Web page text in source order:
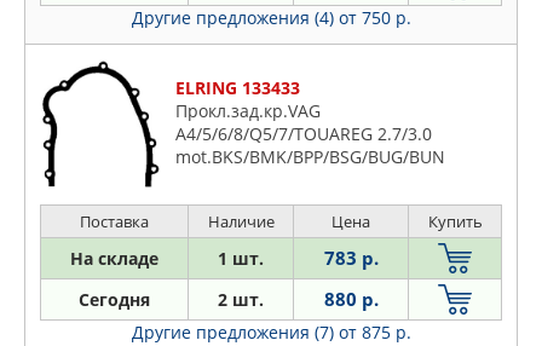
Другие предложения (4) от 750 р.
ELRING 133433
Прокл.зад.кр.VAG
A4/5/6/8/Q5/7/TOUAREG 2.7/3.0
mot.BKS/BMK/BPP/BSG/BUG/BUN
Поставка Наличие Цена Купить
На складе 1 шт. 783 р.
Сегодня 2 шт. 880 р.
Другие предложения (7) от 875 р.